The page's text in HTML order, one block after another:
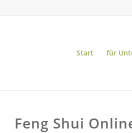
Start für
Feng Shui